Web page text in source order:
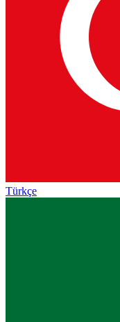
Türkçe